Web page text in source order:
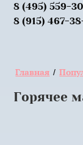
8 (495) 559-
8 (915) 467-
Главная /
Горячее